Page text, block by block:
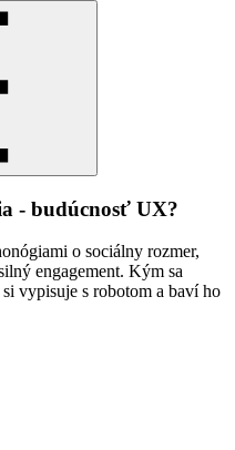
- budúcnosť UX?
o sociálny rozmer,
engagement. Kým sa
vypisuje s robotom a baví ho